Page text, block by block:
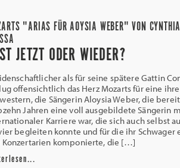
"ARIAS FÜR AOYSIA WEBER" VON
JETZT ODER WIEDER?
als für seine spätere Gattin
offensichtlich das Herz Mozarts für eine
die Sängerin Aloysia Weber, die
Jahren eine voll ausgebildete Sängerin
Karriere war, die sich auch selbst
begleiten konnte und für die ihr Schwager
Konzertarien komponierte, die […]